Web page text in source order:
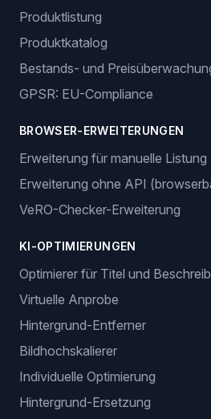
Produktlistung
Produktkatalog
Bestands- und
GPSR: EU-Compliance
BROWSER-ERWEITERUNGEN
Erweiterung für manuelle Listung
Erweiterung ohne API
VeRO-Checker-Erweiterung
KI-OPTIMIERUNGEN
Optimierer für Titel und
Virtuelle Anprobe
Hintergrund-Entferner
Bildhochskalierer
Individuelle Optimierung
Hintergrund-Ersetzung